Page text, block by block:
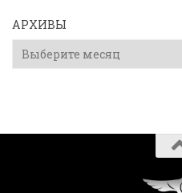
АРХИВЫ
Архивы